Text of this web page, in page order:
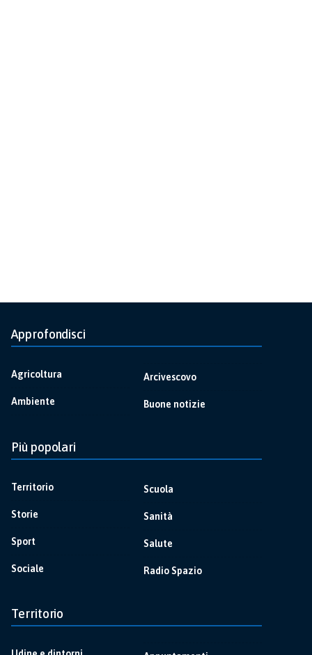
Approfondisci
Agricoltura
Ambiente
Arcivescovo
Buone notizie
Più popolari
Territorio
Storie
Sport
Sociale
Scuola
Sanità
Salute
Radio Spazio
Territorio